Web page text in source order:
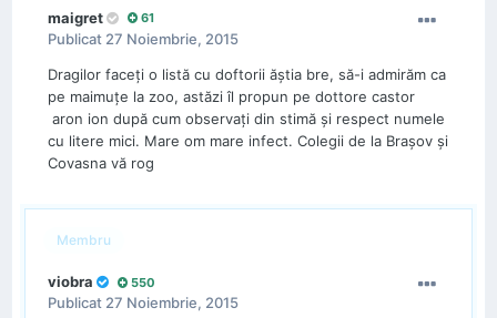
maigret 61
Publicat 27 Noiembrie, 2015
Dragilor faceți o listă cu doftorii ăștia bre, să-i admirăm ca
pe maimuțe la zoo, astăzi îl propun pe dottore castor
aron ion după cum observați din stimă și respect numele
cu litere mici. Mare om mare infect. Colegii de la Brașov și
Covasna vă rog
Membru
viobra 550
Publicat 27 Noiembrie, 2015